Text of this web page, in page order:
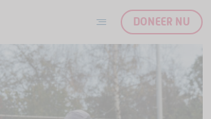
DONEER NU